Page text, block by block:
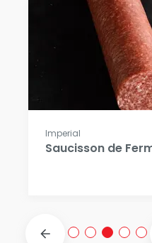
Imperial
Saucisson de